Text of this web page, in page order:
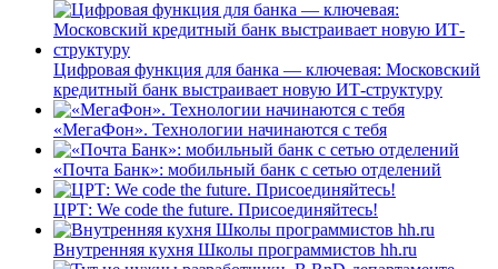
Цифровая функция для банка — ключевая: Московский
кредитный банк выстраивает новую ИТ-структуру
«МегаФон». Технологии начинаются с тебя
«Почта Банк»: мобильный банк с сетью отделений
ЦРТ: We code the future. Присоединяйтесь!
Внутренняя кухня Школы программистов hh.ru